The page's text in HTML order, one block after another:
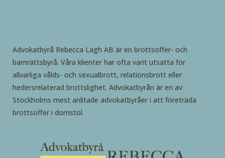
Advokatbyrå Rebecca Lagh AB är en brottsoffer- och
barnrättsbyrå. Våra klienter har ofta varit utsatta för
allvarliga vålds- och sexualbrott, relationsbrott eller
hedersrelaterad brottslighet. Advokatbyrån är en av
Stockholms mest anlitade advokatbyråer i att företräda
brottsoffer i domstol.